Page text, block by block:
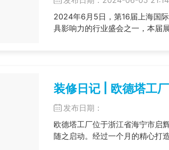
2024年6月5日，第16届上海国
具影响力的行业盛会之一，本届
装修日记 | 欧德塔工
发布日期：
欧德塔工厂位于浙江省海宁市启